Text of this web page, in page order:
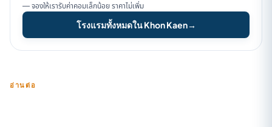
— จองให้เรารับค่าคอมเล็กน้อย ราคาไม่เพิ่ม
โรงแรมทั้งหมดใน Khon Kaen→
อ่านต่อ